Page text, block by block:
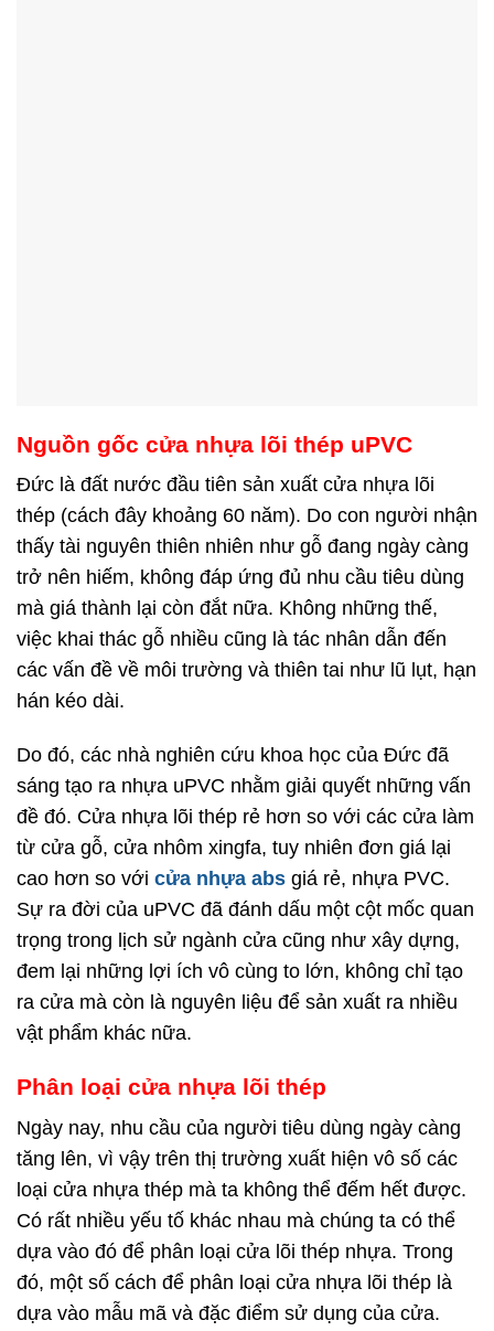
Nguồn gốc cửa nhựa lõi thép uPVC
Đức là đất nước đầu tiên sản xuất cửa nhựa lõi
thép (cách đây khoảng 60 năm). Do con người nhận
thấy tài nguyên thiên nhiên như gỗ đang ngày càng
trở nên hiếm, không đáp ứng đủ nhu cầu tiêu dùng
mà giá thành lại còn đắt nữa. Không những thế,
việc khai thác gỗ nhiều cũng là tác nhân dẫn đến
các vấn đề về môi trường và thiên tai như lũ lụt, hạn
hán kéo dài.
Do đó, các nhà nghiên cứu khoa học của Đức đã
sáng tạo ra nhựa uPVC nhằm giải quyết những vấn
đề đó. Cửa nhựa lõi thép rẻ hơn so với các cửa làm
từ cửa gỗ, cửa nhôm xingfa, tuy nhiên đơn giá lại
cao hơn so với cửa nhựa abs giá rẻ, nhựa PVC.
Sự ra đời của uPVC đã đánh dấu một cột mốc quan
trọng trong lịch sử ngành cửa cũng như xây dựng,
đem lại những lợi ích vô cùng to lớn, không chỉ tạo
ra cửa mà còn là nguyên liệu để sản xuất ra nhiều
vật phẩm khác nữa.
Phân loại cửa nhựa lõi thép
Ngày nay, nhu cầu của người tiêu dùng ngày càng
tăng lên, vì vậy trên thị trường xuất hiện vô số các
loại cửa nhựa thép mà ta không thể đếm hết được.
Có rất nhiều yếu tố khác nhau mà chúng ta có thể
dựa vào đó để phân loại cửa lõi thép nhựa. Trong
đó, một số cách để phân loại cửa nhựa lõi thép là
dựa vào mẫu mã và đặc điểm sử dụng của cửa.